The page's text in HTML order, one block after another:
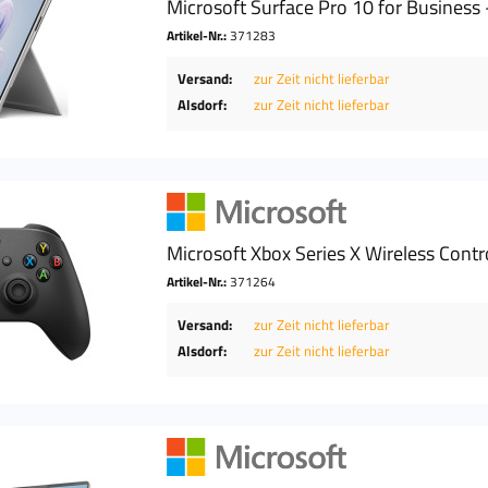
Microsoft Surface Pro 10 for Business
Artikel-Nr.:371283
Versand:
zur Zeit nicht lieferbar
Alsdorf:
zur Zeit nicht lieferbar
Microsoft Xbox Series X Wireless
Artikel-Nr.:371264
Versand:
zur Zeit nicht lieferbar
Alsdorf:
zur Zeit nicht lieferbar